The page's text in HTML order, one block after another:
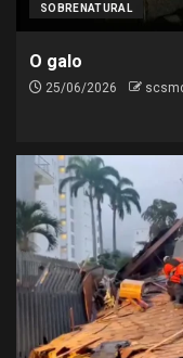
SOBRENATURAL
O galo
25/06/2026